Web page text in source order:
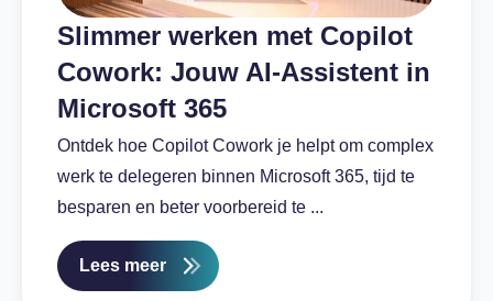
Slimmer werken met Copilot
Cowork: Jouw AI-Assistent in
Microsoft 365
Ontdek hoe Copilot Cowork je helpt om complex
werk te delegeren binnen Microsoft 365, tijd te
besparen en beter voorbereid te ...
Lees meer